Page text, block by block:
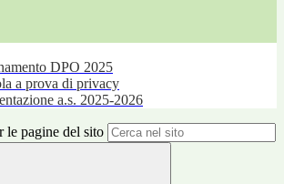
DPO 2025
a prova di privacy
a.s. 2025-2026
le pagine del sito